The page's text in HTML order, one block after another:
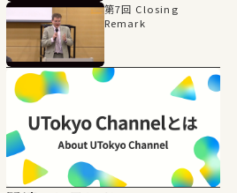
第7回 Closing
Remark